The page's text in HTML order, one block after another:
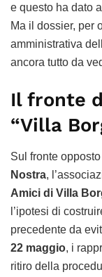
e questo ha dato
Ma il dossier, per
amministrativa
ancora tutto da
Il fronte
“Villa
Sul fronte
Nostra,
Amici di Villa
l’ipotesi di
precedente da
22 maggio, i
ritiro della